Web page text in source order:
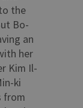
the
Bo-
an
her
Kim Il-
ki
from